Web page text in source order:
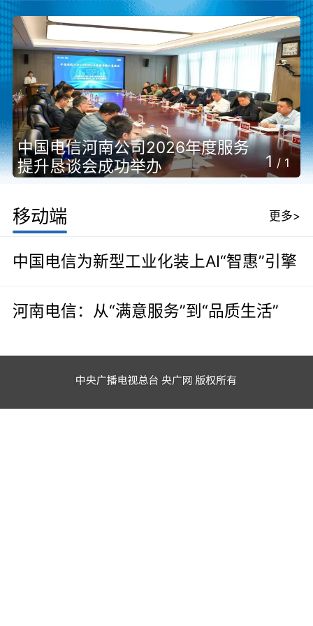
中国电信河南公司2026年度服务
提升恳谈会成功举办
1 / 1
移动端 更多>
中国电信为新型工业化装上AI“智惠”引擎
河南电信：从“满意服务”到“品质生活”